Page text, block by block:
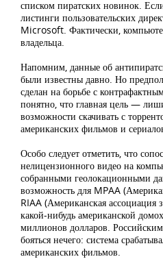
списком пиратских новинок.
листинги пользовательских
Microsoft. Фактически,
владельца.
Напомним, данные об
были известны давно. Но
сделан на борьбе с
понятно, что главная цель —
возможности скачивать с
американских фильмов и
Особо следует отметить, что
нелицензионного видео на
собранными геолокационными
возможность для MPAA
RIAA (Американская ассоциация
какой-нибудь американской
миллионов долларов.
бояться нечего: система
американских фильмов.